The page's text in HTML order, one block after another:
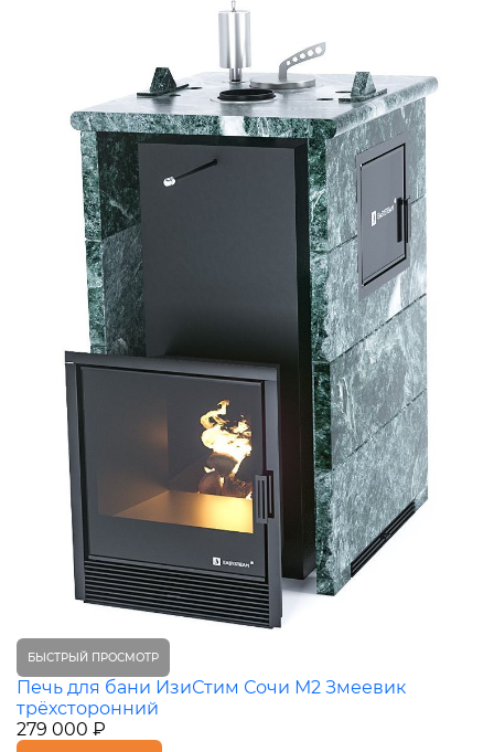
БЫСТРЫЙ ПРОСМОТР
Печь для бани ИзиСтим Сочи М2 Змеевик
трёхсторонний
279 000 ₽